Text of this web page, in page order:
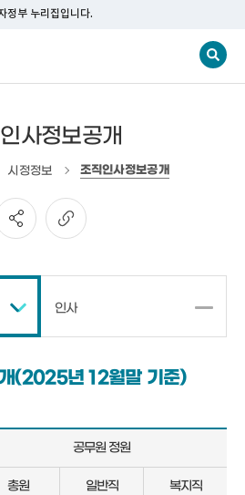
정부 누리집입니다.
사정보공개
시정정보 조직인사정보공개
인사
(2025년 12월말 기준)
공무원 정원
총원 일반직 복지직